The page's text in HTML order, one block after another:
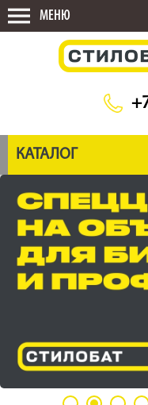
МЕНЮ
КАТАЛОГ